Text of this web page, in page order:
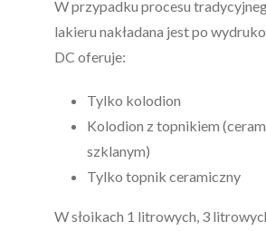
W przypadku procesu
lakieru nakładana jest po
DC oferuje:
Tylko kolodion
Kolodion z topnikiem
szklanym)
Tylko topnik ceramiczny
W słoikach 1 litrowych, 3